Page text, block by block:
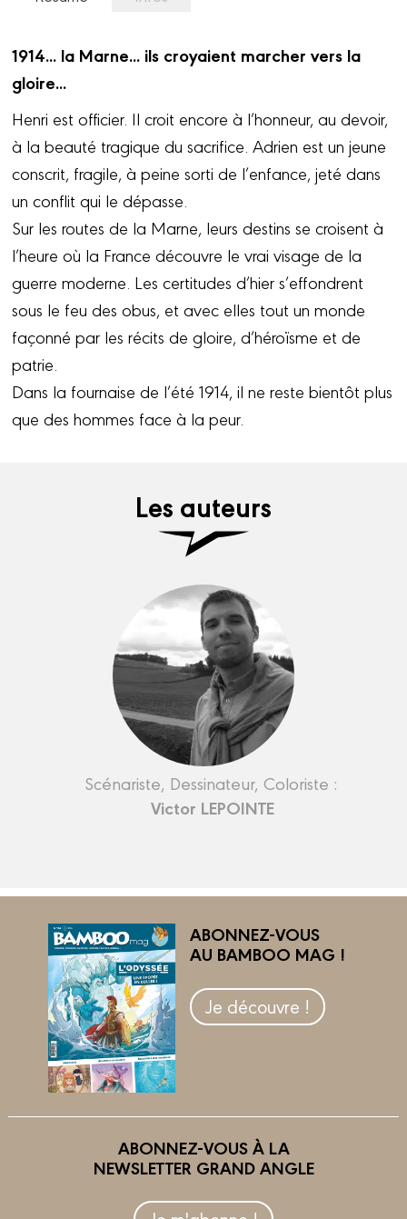
1914... la Marne... ils croyaient marcher vers la
gloire...
Henri est officier. Il croit encore à l’honneur, au devoir,
à la beauté tragique du sacrifice. Adrien est un jeune
conscrit, fragile, à peine sorti de l’enfance, jeté dans
un conflit qui le dépasse.
Sur les routes de la Marne, leurs destins se croisent à
l’heure où la France découvre le vrai visage de la
guerre moderne. Les certitudes d’hier s’effondrent
sous le feu des obus, et avec elles tout un monde
façonné par les récits de gloire, d’héroïsme et de
patrie.
Dans la fournaise de l’été 1914, il ne reste bientôt plus
que des hommes face à la peur.
Les auteurs
Scénariste, Dessinateur, Coloriste :
Victor LEPOINTE
ABONNEZ-VOUS
AU BAMBOO MAG !
Je découvre !
ABONNEZ-VOUS À LA
NEWSLETTER GRAND ANGLE